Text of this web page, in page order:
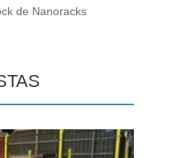
de Nanoracks